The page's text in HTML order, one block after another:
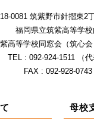
0081 筑紫野市針摺東2
福岡県⽴筑紫⾼等学校
⾼等学校同窓会（筑⼼
TEL : 092-924-1511 （代
FAX : 092-928-0743
母校